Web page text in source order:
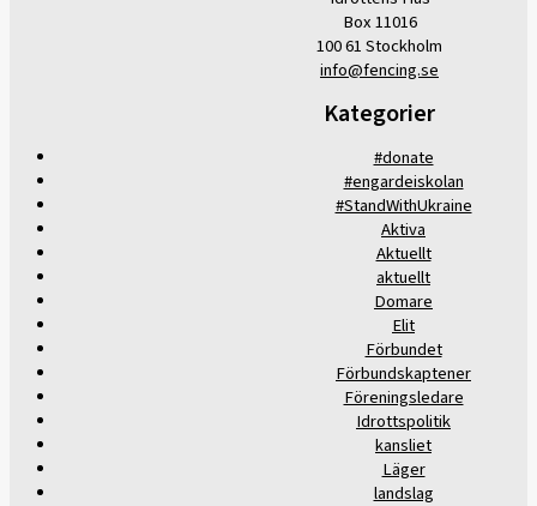
Box 11016
100 61 Stockholm
info@fencing.se
Kategorier
#donate
#engardeiskolan
#StandWithUkraine
Aktiva
Aktuellt
aktuellt
Domare
Elit
Förbundet
Förbundskaptener
Föreningsledare
Idrottspolitik
kansliet
Läger
landslag